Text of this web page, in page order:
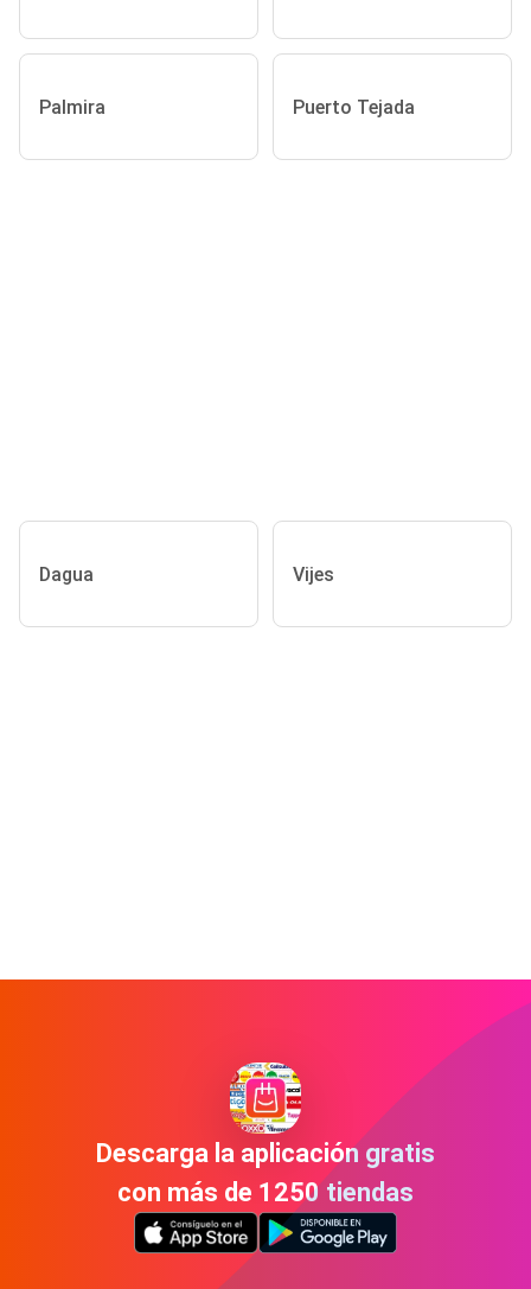
Palmira Puerto Tejada
Dagua Vijes
Descarga la aplicación gratis
con más de 1250 tiendas